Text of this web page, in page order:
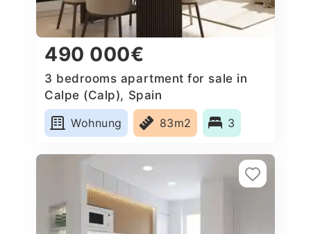
490 000€
3 bedrooms apartment for sale in
Calpe (Calp), Spain
Wohnung
83m2 3